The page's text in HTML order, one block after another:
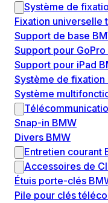
Système de
Fixation universelle
Support de base
Support pour GoPro
Support pour iPad
Système de
Système
Snap-in BMW
Divers BMW
Entretien courant
Accessoires de
Étuis porte-clés
Pile pour clés